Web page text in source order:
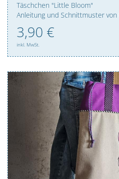
Täschchen "Little Bloom"
Anleitung und Schnittmuster von
3,90 €
inkl. MwSt.